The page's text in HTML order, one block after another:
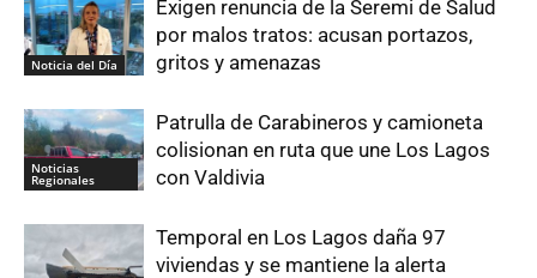
Noticia del Día
Exigen renuncia de la Seremi de Salud
por malos tratos: acusan portazos,
gritos y amenazas
Noticias
Regionales
Patrulla de Carabineros y camioneta
colisionan en ruta que une Los Lagos
con Valdivia
Temporal en Los Lagos daña 97
viviendas y se mantiene la alerta